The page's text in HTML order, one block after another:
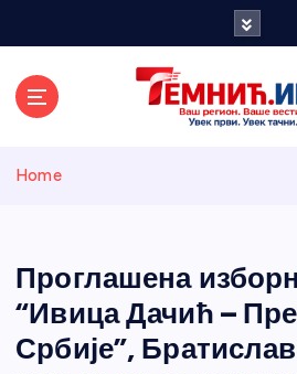
и
Home
Проглашена
“Ивица Дачић –
Србије”,